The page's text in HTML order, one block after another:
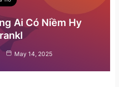
Ai Có Niềm Hy
May 14, 2025